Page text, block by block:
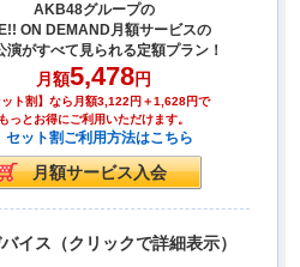
AKB48グループの
ON DEMAND月額サービスの
演がすべて見られる定額プラン！
月額5,478円
ット割】なら月額3,122円＋1,628円で
もっとお得にご利用いただけます。
セット割ご利用方法はこちら
イス（クリックで詳細表示）